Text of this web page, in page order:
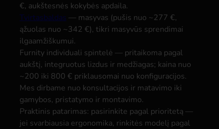
€, aukštesnės kokybės apdaila.
Tvirtasbaldas — masyvas (pušis nuo ~277 €,
ąžuolas nuo ~342 €), tikri masyvūs sprendimai
ilgaamžiškumui.
Furnity individuali spintelė — pritaikoma pagal
aukštį, integruotus lizdus ir medžiagas; kaina nuo
~200 iki 800 € priklausomai nuo konfiguracijos.
Mes dirbame nuo konsultacijos ir matavimo iki
gamybos, pristatymo ir montavimo.
Praktinis patarimas: pasirinkite pagal prioritetą —
jei svarbiausia ergonomika, rinkitės modelį pagal